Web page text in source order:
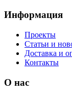
Информация
Проекты
Статьи и
Доставка и
Контакты
О нас